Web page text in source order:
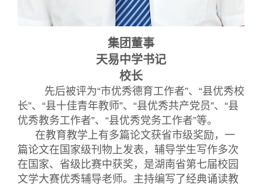
集团董事
天易中学书记
校长
先后被评为“市优秀德育工作者”、“县优秀校
长”、“县十佳青年教师”、“县优秀共产党员”、“县
优秀教务工作者”、“县优秀党务工作者”等。
在教育教学上有多篇论文获省市级奖励，一
篇论文在国家级刊物上发表，辅导学生写作多次
在国家、省级比赛中获奖，是湖南省第七届校园
文学大赛优秀辅导老师。主持编写了经典诵读教